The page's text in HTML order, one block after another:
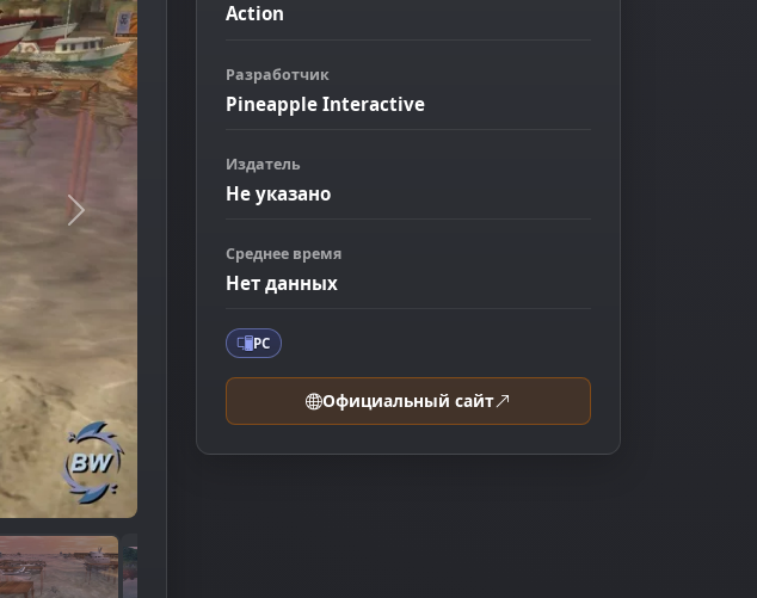
Следующее изображение
Action
Разработчик
Pineapple Interactive
Издатель
Не указано
Среднее время
Нет данных
PC
Официальный сайт